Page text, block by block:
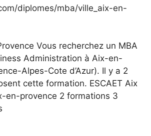
diplomes/mba/ville_aix-en-
Vous recherchez un MBA
Administration à Aix-en-
Alpes-Cote d’Azur). Il y a 2
cette formation. ESCAET Aix
en-provence 2 formations 3